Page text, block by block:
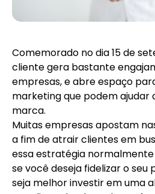
Comemorado no dia 15 de
clientegera bastante
empresas, e abre espaço
marketing que podem ajudar
marca.
Muitas empresas apostam
a fim de atrair clientes em
essa estratégia normalmente
se você deseja fidelizar o seu
seja melhor investir em uma